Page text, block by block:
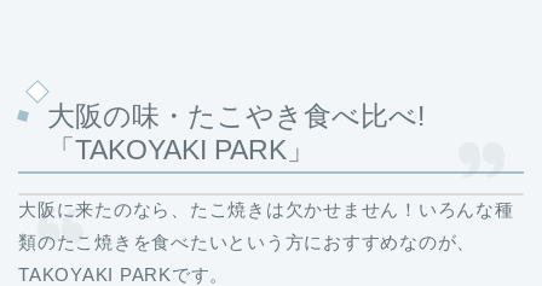
大阪の味・たこやき食べ比べ!
「TAKOYAKI PARK」
大阪に来たのなら、たこ焼きは欠かせません！いろんな種
類のたこ焼きを食べたいという方におすすめなのが、
TAKOYAKI PARKです。